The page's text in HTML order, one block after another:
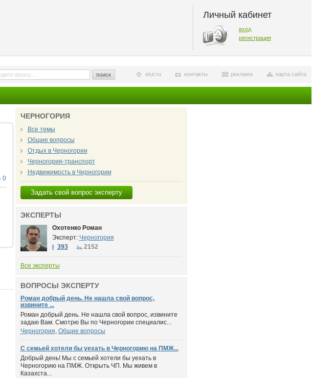
Личный кабинет
вход
регистрация
поиск карта сайта
реклама
контакты
etur.ru
0
ЧЕРНОГОРИЯ
Все темы
Общие вопросы
Отдых в Черногории
Черногория-транспорт
Недвижимость в Черногории
Задать свой вопрос эксперту
ЭКСПЕРТЫ
Охотенко Роман
Эксперт: Черногория
393
2152
Все эксперты
ВОПРОСЫ ЭКСПЕРТУ
Роман добрый день. Не нашла свой вопрос,
извините ...
Роман добрый день. Не нашла свой вопрос, извините
задаю Вам. Смотрю Вы по Черногории специалис...
Черногория, Общие вопросы
С семьей хотели бы уехать в Черногорию на ПМЖ...
Добрый день! Мы с семьей хотели бы уехать в
Черногорию на ПМЖ. Открыть ЧП. Мы живем в
Казахста...